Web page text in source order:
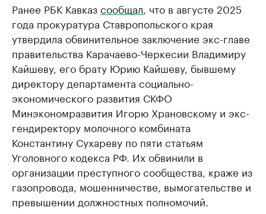
Ранее РБК Кавказсообщал , что в августе 2025
года прокуратура Ставропольского края
утвердила обвинительное заключение экс-главе
правительства Карачаево-Черкесии Владимиру
Кайшеву, его брату Юрию Кайшеву, бывшему
директору департамента социально-
экономического развития СКФО
Минэкономразвития Игорю Храновскому и экс-
гендиректору молочного комбината
Константину Сухареву по пяти статьям
Уголовного кодекса РФ. Их обвинили в
организации преступного сообщества, краже из
газопровода, мошенничестве, вымогательстве и
превышении должностных полномочий.